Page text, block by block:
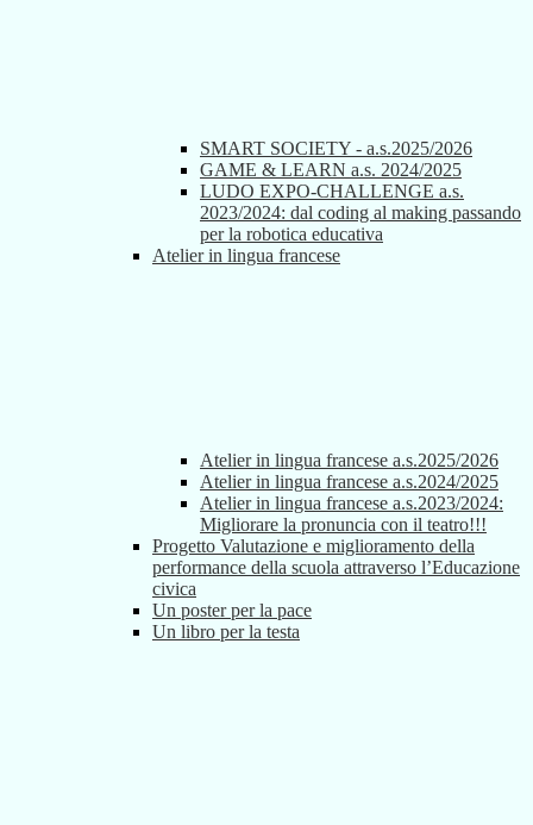
SMART SOCIETY - a.s.2025/2026
GAME & LEARN a.s. 2024/2025
LUDO EXPO-CHALLENGE a.s.
2023/2024: dal coding al making passando
per la robotica educativa
Atelier in lingua francese
Atelier in lingua francese a.s.2025/2026
Atelier in lingua francese a.s.2024/2025
Atelier in lingua francese a.s.2023/2024:
Migliorare la pronuncia con il teatro!!!
Progetto Valutazione e miglioramento della
performance della scuola attraverso l’Educazione
civica
Un poster per la pace
Un libro per la testa